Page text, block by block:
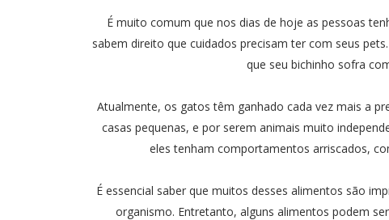
É muito comum que nos dias de hoje as pessoas
sabem direito que cuidados precisam ter com seus
que seu bichinho sofra
Atualmente, os gatos têm ganhado cada vez mais a
casas pequenas, e por serem animais muito
eles tenham comportamentos arriscados,
É essencial saber que muitos desses alimentos são
organismo. Entretanto, alguns alimentos podem